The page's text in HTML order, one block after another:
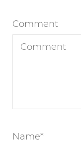
Comment
Name*